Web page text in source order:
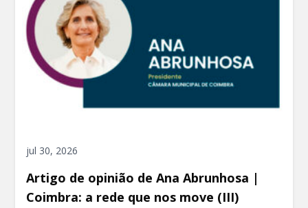
jul 30, 2026
Artigo de opinião de Ana Abrunhosa |
Coimbra: a rede que nos move (III)